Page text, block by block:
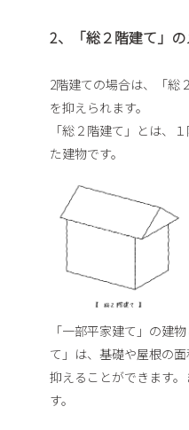
2、「総２階建て」
2階建ての場合は、「総
を抑えられます。
「総２階建て」とは、
た建物です。
「一部平家建て」の建
て」は、基礎や屋根の
抑えることができます
す。